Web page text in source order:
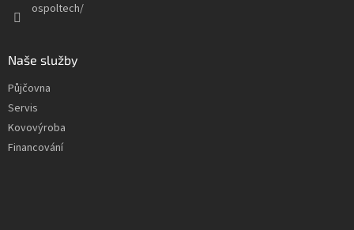
ospoltech/
Naše služby
Půjčovna
Servis
Kovovýroba
Financování